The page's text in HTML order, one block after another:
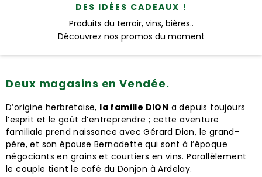
DES IDÉES CADEAUX !
Produits du terroir, vins, bières..
Découvrez nos promos du moment
Deux magasins en Vendée.
D’origine herbretaise, la famille DION a depuis toujours
l’esprit et le goût d’entreprendre ; cette aventure
familiale prend naissance avec Gérard Dion, le grand-
père, et son épouse Bernadette qui sont à l’époque
négociants en grains et courtiers en vins. Parallèlement
le couple tient le café du Donjon à Ardelay.